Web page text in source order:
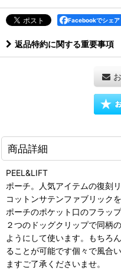
Facebookでシェア
返品特約に関する重要事項
商品詳細
PEEL&LIFT
ポーチ。人気アイテムの復刻
コットンサテンファブリック
ポーチのポケット口のフラッ
２つのドッグクリップで同柄
ようにして使います。もちろ
ることが可能です個々で風合
ますご了承くださいませ。